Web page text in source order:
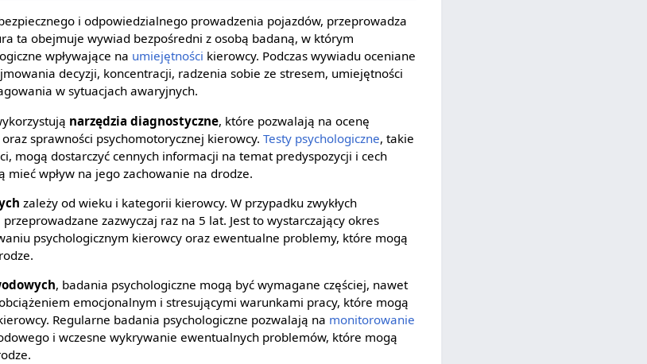
i odpowiedzialnego prowadzenia pojazdów, przeprowadza
ta obejmuje wywiad bezpośredni z osobą badaną, w którym
wpływające na umiejętności kierowcy. Podczas wywiadu oceniane
decyzji, koncentracji, radzenia sobie ze stresem, umiejętności
w sytuacjach awaryjnych.
narzędzia diagnostyczne, które pozwalają na ocenę
sprawności psychomotorycznej kierowcy.Testy psychologiczne, takie
mogą dostarczyć cennych informacji na temat predyspozycji i cech
wpływ na jego zachowanie na drodze.
zależy od wieku i kategorii kierowcy. W przypadku zwykłych
zazwyczaj raz na 5 lat. Jest to wystarczający okres
psychologicznym kierowcy oraz ewentualne problemy, które mogą
, badania psychologiczne mogą być wymagane częściej, nawet
emocjonalnym i stresującymi warunkami pracy, które mogą
Regularne badania psychologiczne pozwalają na monitorowanie
i wczesne wykrywanie ewentualnych problemów, które mogą